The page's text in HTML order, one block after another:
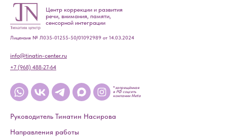
Центр коррекции и развития
речи, внимания, памяти,
сенсорной интеграции
Лицензия № Л035-01255-50/01092989 от 14.03.2024
*запрещённая
в РФ соцсеть
компании Meta
info@tinatin-center.ru
+7 (968) 488-27-64
Руководитель Тинатин Насирова
Направления работы